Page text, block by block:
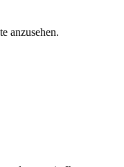
anzusehen.